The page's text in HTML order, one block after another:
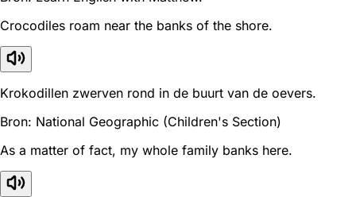
Crocodiles roam near the banks of the shore.
Krokodillen zwerven rond in de buurt van de oevers.
Bron: National Geographic (Children's Section)
As a matter of fact, my whole family banks here.